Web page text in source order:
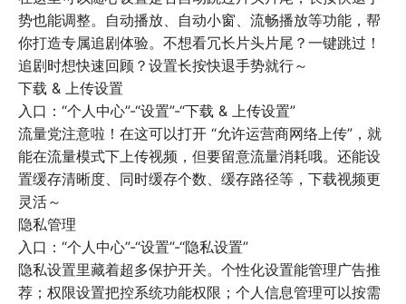
势也能调整。自动播放、自动小窗、流畅播放等功能，帮
你打造专属追剧体验。不想看冗长片头片尾？一键跳过！
追剧时想快速回顾？设置长按快退手势就行～
下载 & 上传设置
入口：“个人中心”-“设置”-“下载 & 上传设置”
流量党注意啦！在这可以打开 “允许运营商网络上传”，就
能在流量模式下上传视频，但要留意流量消耗哦。还能设
置缓存清晰度、同时缓存个数、缓存路径等，下载视频更
灵活～
隐私管理
入口：“个人中心”-“设置”-“隐私设置”
隐私设置里藏着超多保护开关。个性化设置能管理广告推
荐；权限设置把控系统功能权限；个人信息管理可以按需